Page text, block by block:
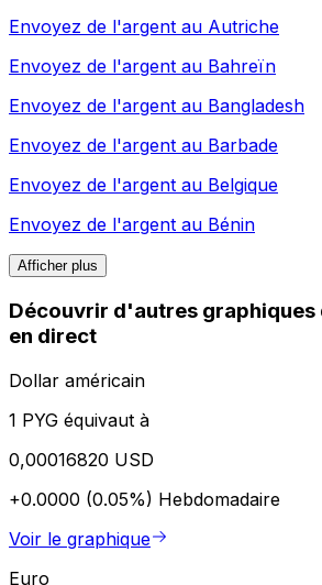
Envoyez de l'argent au Autriche
Envoyez de l'argent au Bahreïn
Envoyez de l'argent au Bangladesh
Envoyez de l'argent au Barbade
Envoyez de l'argent au Belgique
Envoyez de l'argent au Bénin
Afficher plus
Découvrir d'autres graphiques
en direct
Dollar américain
1 PYG équivaut à
0,00016820 USD
+0.0000 (0.05%) Hebdomadaire
Voir le graphique
Euro